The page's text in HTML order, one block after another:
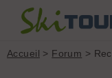
Accueil > Forum >